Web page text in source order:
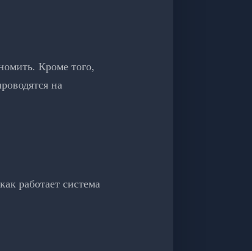
Кроме того,
на
работает система